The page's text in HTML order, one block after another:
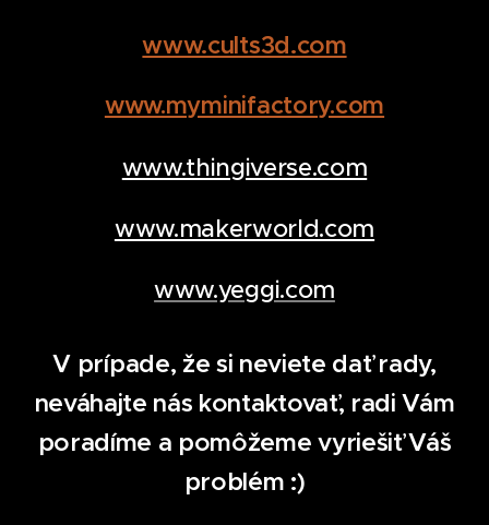
www.cults3d.com
www.myminifactory.com
www.thingiverse.com
www.makerworld.com
www.yeggi.com
V prípade, že si neviete dať rady,
neváhajte nás kontaktovať, radi Vám
poradíme a pomôžeme vyriešiť Váš
problém :)